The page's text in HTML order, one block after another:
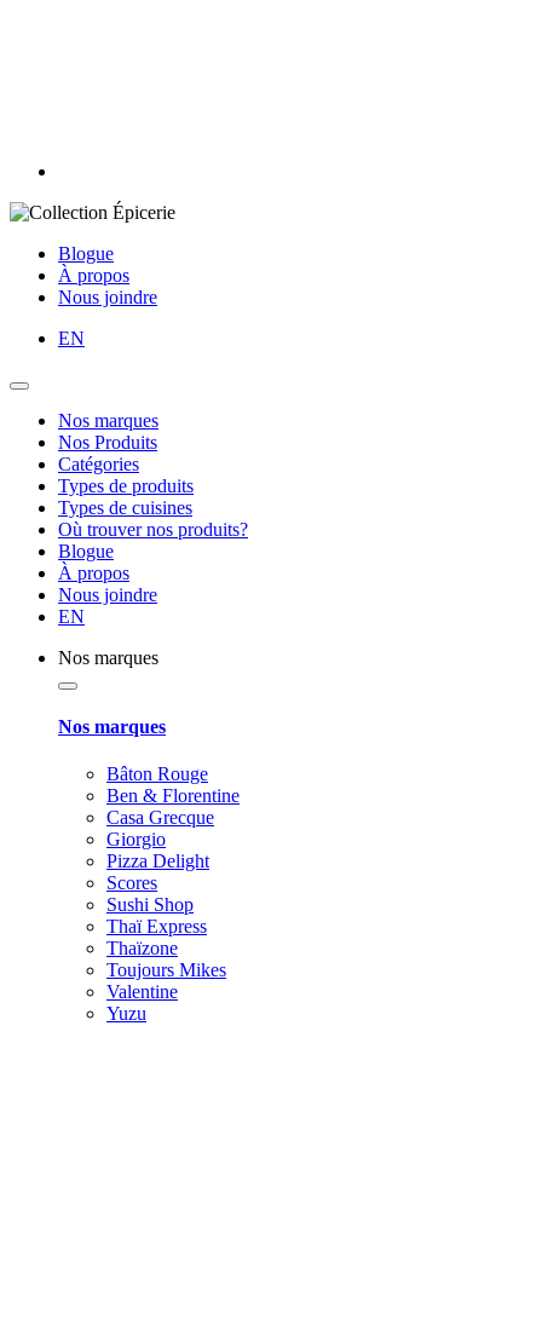
Blogue
À propos
Nous joindre
EN
Nos marques
Nos Produits
Catégories
Types de produits
Types de cuisines
Où trouver nos produits?
Blogue
À propos
Nous joindre
EN
Nos marques
Nos marques
Bâton Rouge
Ben & Florentine
Casa Grecque
Giorgio
Pizza Delight
Scores
Sushi Shop
Thaï Express
Thaïzone
Toujours Mikes
Valentine
Yuzu